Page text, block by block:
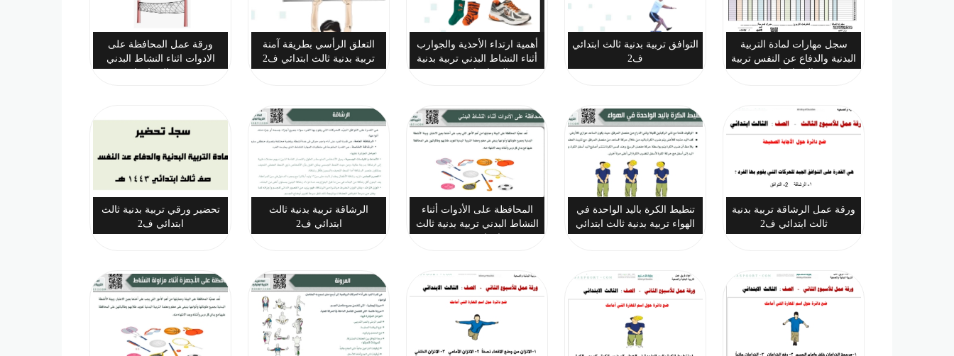
سجل مهارات لمادة التربية
البدنية والدفاع عن النفس تربية
التوافق تربية بدنية ثالث ابتدائي
ف2
أهمية ارتداء الأحذية والجوارب
أثناء النشاط البدني تربية بدنية
التعلق الرأسي بطريقة آمنة
تربية بدنية ثالث ابتدائي ف2
ورقة عمل المحافظة على
الادوات اثناء النشاط البدني
ورقة عمل الرشاقة تربية بدنية
ثالث ابتدائي ف2
تنطيط الكرة باليد الواحدة في
الهواء تربية بدنية ثالث ابتدائي
المحافظة على الأدوات أثناء
النشاط البدني تربية بدنية ثالث
الرشاقة تربية بدنية ثالث
ابتدائي ف2
تحضير ورقي تربية بدنية ثالث
ابتدائي ف2